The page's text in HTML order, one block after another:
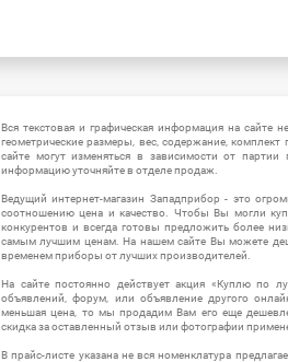
Вся текстовая и графическая информация на сайте
геометрические размеры, вес, содержание,
сайте могут изменяться в зависимости от
информацию уточняйте в отделе продаж.
Ведущий интернет-магазин Западприбор - это
соотношению цена и качество. Чтобы Вы могли
конкурентов и всегда готовы предложить более
самым лучшим ценам. На нашем сайте Вы можете
временем приборы от лучших производителей.
На сайте постоянно действует акция «Куплю по
объявлений, форум, или объявление другого
меньшая цена, то мы продадим Вам его еще
скидка за оставленный отзыв или фотографии
В прайс-листе указана не вся номенклатура